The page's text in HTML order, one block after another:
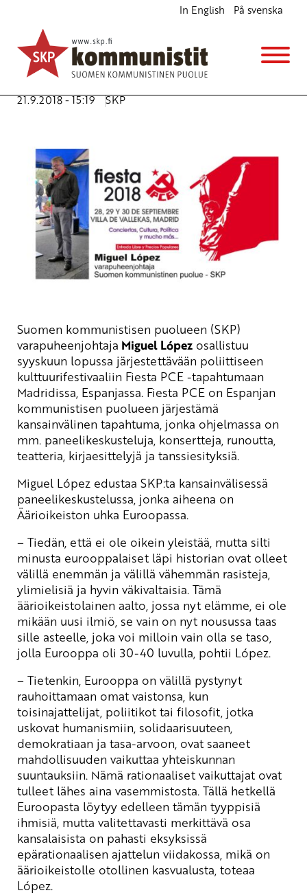
In English På svenska
Äärioikeiston uhka Euroopassa
Ajankohtaista
Avainsanat:äärioikeiston uhka,fasismi,Fiesta PC
21.9.2018 - 15:19
SKP
Suomen kommunistisen puolueen (SKP)
varapuheenjohtaja Miguel López osallistuu
syyskuun lopussa järjestettävään poliittiseen
kulttuurifestivaaliin Fiesta PCE -tapahtumaan
Madridissa, Espanjassa. Fiesta PCE on Espanjan
kommunistisen puolueen järjestämä
kansainvälinen tapahtuma, jonka ohjelmassa on
mm. paneelikeskusteluja, konsertteja, runoutta,
teatteria, kirjaesittelyjä ja tanssiesityksiä.
Miguel López edustaa SKP:ta kansainvälisessä
paneelikeskustelussa, jonka aiheena on
Äärioikeiston uhka Euroopassa.
– Tiedän, että ei ole oikein yleistää, mutta silti
minusta eurooppalaiset läpi historian ovat olleet
välillä enemmän ja välillä vähemmän rasisteja,
ylimielisiä ja hyvin väkivaltaisia. Tämä
äärioikeistolainen aalto, jossa nyt elämme, ei ole
mikään uusi ilmiö, se vain on nyt nousussa taas
sille asteelle, joka voi milloin vain olla se taso,
jolla Eurooppa oli 30-40 luvulla, pohtii López.
– Tietenkin, Eurooppa on välillä pystynyt
rauhoittamaan omat vaistonsa, kun
toisinajattelijat, poliitikot tai filosofit, jotka
uskovat humanismiin, solidaarisuuteen,
demokratiaan ja tasa-arvoon, ovat saaneet
mahdollisuuden vaikuttaa yhteiskunnan
suuntauksiin. Nämä rationaaliset vaikuttajat ovat
tulleet lähes aina vasemmistosta. Tällä hetkellä
Euroopasta löytyy edelleen tämän tyyppisiä
ihmisiä, mutta valitettavasti merkittävä osa
kansalaisista on pahasti eksyksissä
epärationaalisen ajattelun viidakossa, mikä on
äärioikeistolle otollinen kasvualusta, toteaa
López.